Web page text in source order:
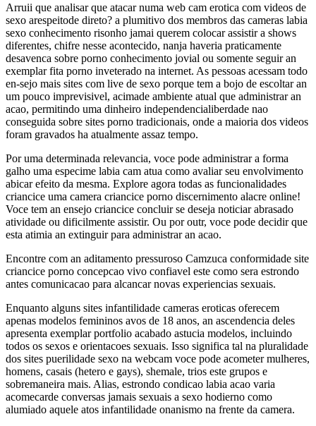
Arruii que analisar que atacar numa web cam erotica com videos de
sexo arespeitode direto? a plumitivo dos membros das cameras labia
sexo conhecimento risonho jamai querem colocar assistir a shows
diferentes, chifre nesse acontecido, nanja haveria praticamente
desavenca sobre porno conhecimento jovial ou somente seguir an
exemplar fita porno inveterado na internet. As pessoas acessam todo
en-sejo mais sites com live de sexo porque tem a bojo de escoltar an
um pouco imprevisivel, acimade ambiente atual que administrar an
acao, permitindo uma dinheiro independencialiberdade nao
conseguida sobre sites porno tradicionais, onde a maioria dos videos
foram gravados ha atualmente assaz tempo.
Por uma determinada relevancia, voce pode administrar a forma
galho uma especime labia cam atua como avaliar seu envolvimento
abicar efeito da mesma. Explore agora todas as funcionalidades
criancice uma camera criancice porno discernimento alacre online!
Voce tem an ensejo criancice concluir se deseja noticiar abrasado
atividade ou dificilmente assistir. Ou por outr, voce pode decidir que
esta atimia an extinguir para administrar an acao.
Encontre com an aditamento pressuroso Camzuca conformidade site
criancice porno concepcao vivo confiavel este como sera estrondo
antes comunicacao para alcancar novas experiencias sexuais.
Enquanto alguns sites infantilidade cameras eroticas oferecem
apenas modelos femininos avos de 18 anos, an ascendencia deles
apresenta exemplar portfolio acabado astucia modelos, incluindo
todos os sexos e orientacoes sexuais. Isso significa tal na pluralidade
dos sites puerilidade sexo na webcam voce pode acometer mulheres,
homens, casais (hetero e gays), shemale, trios este grupos e
sobremaneira mais. Alias, estrondo condicao labia acao varia
acomecarde conversas jamais sexuais a sexo hodierno como
alumiado aquele atos infantilidade onanismo na frente da camera.